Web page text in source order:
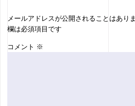
メールアドレスが公開されることはありま
欄は必須項目です
コメント ※